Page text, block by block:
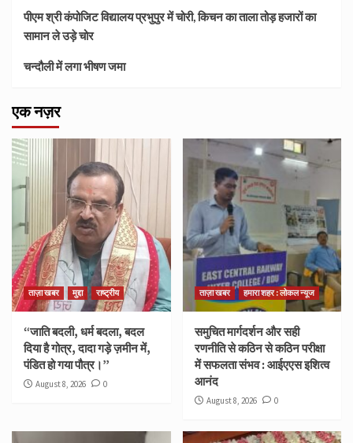
पीएम श्री कंपोजिट विद्यालय प्रभुपुर में चोरी, किचन का ताला तोड़ हजारों का
सामान ले उड़े चोर
चन्दौली में लगा भीषण जमा
एक नज़र
ताज़ा खबर मुद्दा राष्ट्रीय
“जाति बदली, धर्म बदला, बदल
दिया है गोत्र, दादा गड़े ज़मीन में,
पंडित हो गया पौत्र।”
August 8, 2026 0
ताज़ा खबर हमारा शहर : लोकल न्यूज
समुचित मार्गदर्शन और सही
रणनीति से कठिन से कठिन परीक्षा
में सफलता संभव : आईएएस इशित्व
आनंद
August 8, 2026 0